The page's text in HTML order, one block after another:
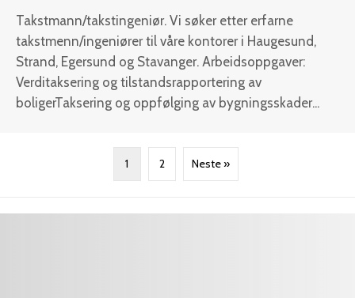
Takstmann/takstingeniør. Vi søker etter erfarne
takstmenn/ingeniører til våre kontorer i Haugesund,
Strand, Egersund og Stavanger. Arbeidsoppgaver:
Verditaksering og tilstandsrapportering av
boligerTaksering og oppfølging av bygningsskader...
1 2 Neste »